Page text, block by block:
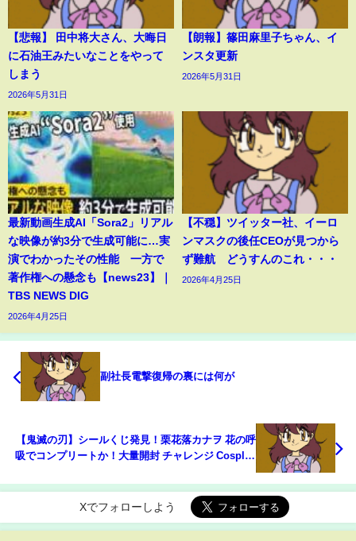
【悲報】 田中将大さん、大晦日
に石油王みたいなことをやって
しまう
2026年5月31日
【朗報】篠田麻里子ちゃん、イ
ンスタ更新
2026年5月31日
最新動画生成AI「Sora2」リアル
な映像が約3分で生成可能に…実
演でわかったその性能 一方で
著作権への懸念も【news23】｜
TBS NEWS DIG
2026年4月25日
【不穏】ツイッター社、イーロ
ンマスクの後任CEOが見つから
ず難航 どうすんのこれ・・・
2026年4月25日
副社長電撃復帰の裏には何が
【鬼滅の刃】シールくじ発見！栗花落カナヲ 花の呼
吸でコンプリートか！大量開封 チャレンジ Cosplay
Xでフォローしよう